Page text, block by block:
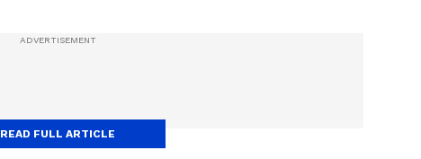
READ FULL ARTICLE